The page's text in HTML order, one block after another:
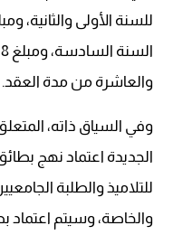
والعاشرة من مدة العقد.
وفي السياق ذاته،
الجديدة اعتماد نهج
للتلاميذ والطلبة
والخاصة، وسيتم اعتماد